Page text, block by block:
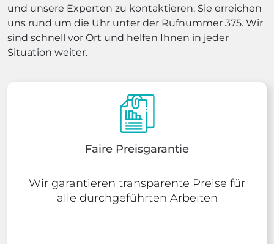
und unsere Experten zu kontaktieren. Sie erreichen
uns rund um die Uhr unter der Rufnummer 375. Wir
sind schnell vor Ort und helfen Ihnen in jeder
Situation weiter.
Faire Preisgarantie
Wir garantieren transparente Preise für
alle durchgeführten Arbeiten